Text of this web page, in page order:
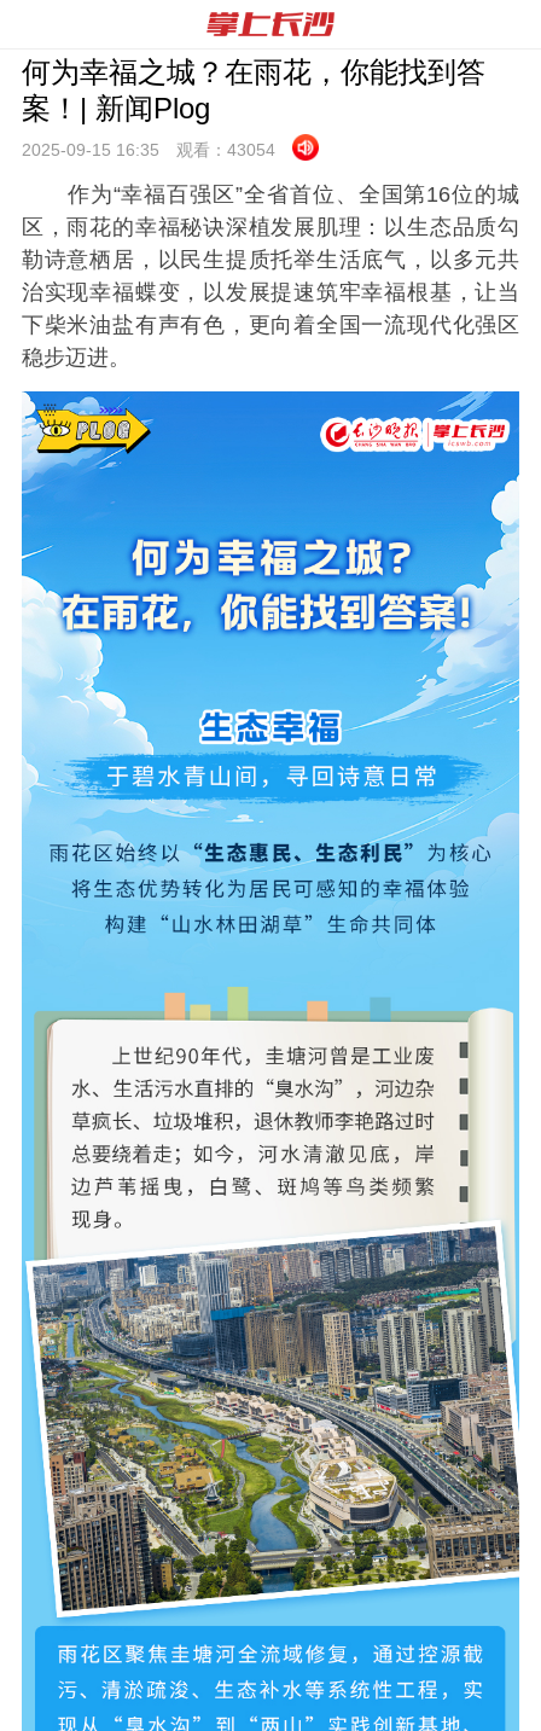
何为幸福之城？在雨花，你能找到答
案！| 新闻Plog
2025-09-15 16:35 观看： 43054
作为“幸福百强区”全省首位、全国第16位的城
区，雨花的幸福秘诀深植发展肌理：以生态品质勾
勒诗意栖居，以民生提质托举生活底气，以多元共
治实现幸福蝶变，以发展提速筑牢幸福根基，让当
下柴米油盐有声有色，更向着全国一流现代化强区
稳步迈进。